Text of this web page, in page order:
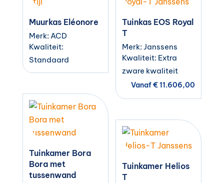
Muurkas Eléonore
Merk: ACD
Kwaliteit:
Standaard
Tuinkas EOS Royal
T
Merk: Janssens
Kwaliteit: Extra
zware kwaliteit
Vanaf€11.606,00
Tuinkamer Bora
Bora met
tussenwand
Tuinkamer Helios
T